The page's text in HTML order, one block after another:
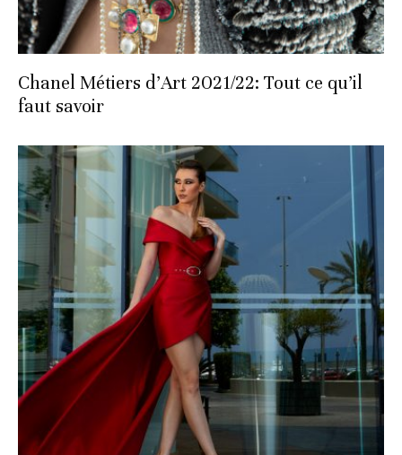
Chanel Métiers d’Art 2021/22: Tout ce qu’il
faut savoir